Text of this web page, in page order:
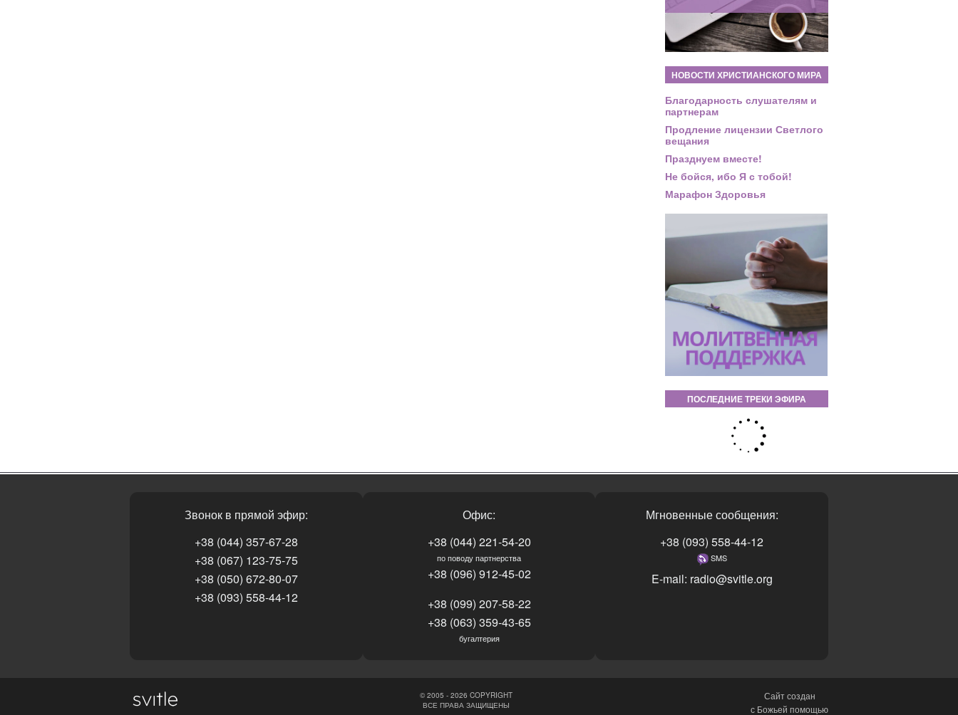
НОВОСТИ ХРИСТИАНСКОГО МИРА
Благодарность слушателям и
партнерам
Продление лицензии Светлого
вещания
Празднуем вместе!
Не бойся, ибо Я с тобой!
Марафон Здоровья
ПОСЛЕДНИЕ ТРЕКИ ЭФИРА
Звонок в прямой эфир:
+38 (044) 357-67-28
+38 (067) 123-75-75
+38 (050) 672-80-07
+38 (093) 558-44-12
Офис:
+38 (044) 221-54-20
по поводу партнерства
+38 (096) 912-45-02
+38 (099) 207-58-22
+38 (063) 359-43-65
бугалтерия
Мгновенные сообщения:
+38 (093) 558-44-12
SMS
E-mail: radio@svitle.org
Сайт создан
с Божьей помощью
© 2005 - 2026 COPYRIGHT
ВСЕ ПРАВА ЗАЩИЩЕНЫ